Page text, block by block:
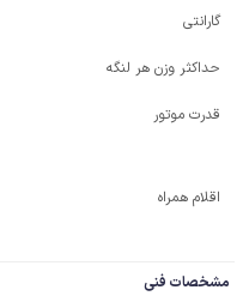
گارانتی
حداکثر وزن هر لنگه
قدرت موتور
اقلام همراه
مشخصات فنی